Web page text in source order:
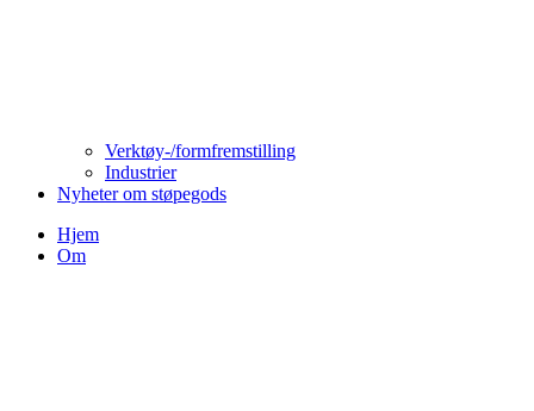
Verktøy-/formfremstilling
Industrier
Nyheter om støpegods
Hjem
Om